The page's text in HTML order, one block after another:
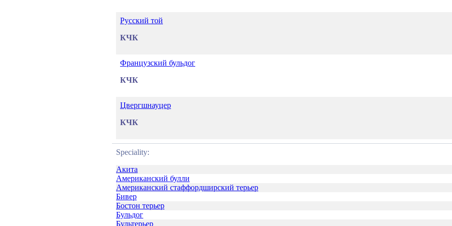
Русский той
КЧК
Французский бульдог
КЧК
Цвергшнауцер
КЧК
Speciality:
Акита
Американский булли
Американский стаффордширский терьер
Бивер
Бостон терьер
Бульдог
Бультерьер